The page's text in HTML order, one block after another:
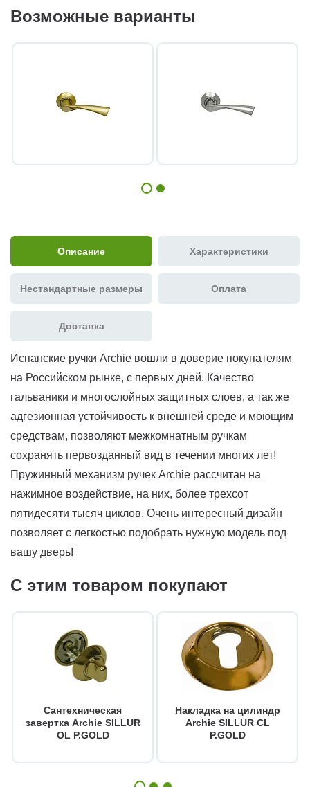
Возможные варианты
Описание Характеристики
Нестандартные размеры Оплата
Доставка
Испанские ручки Archie вошли в доверие покупателям
на Российском рынке, с первых дней. Качество
гальваники и многослойных защитных слоев, а так же
адгезионная устойчивость к внешней среде и моющим
средствам, позволяют межкомнатным ручкам
сохранять первозданный вид в течении многих лет!
Пружинный механизм ручек Archie рассчитан на
нажимное воздействие, на них, более трехсот
пятидесяти тысяч циклов. Очень интересный дизайн
позволяет с легкостью подобрать нужную модель под
вашу дверь!
С этим товаром покупают
Сантехническая
завертка Archie SILLUR
OL P.GOLD
Накладка на цилиндр
Archie SILLUR CL
P.GOLD